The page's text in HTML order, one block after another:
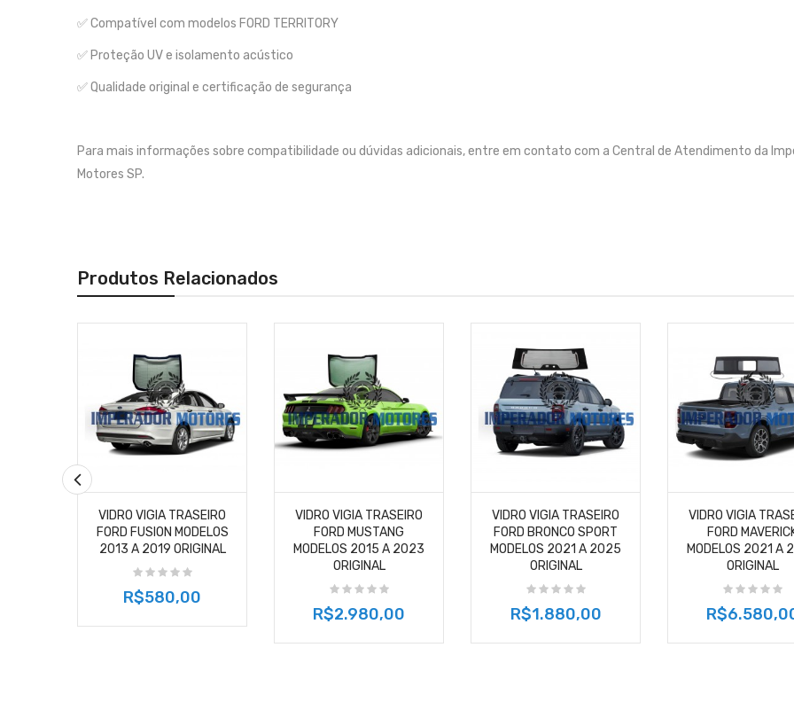
✅ Compatível com modelos FORD TERRITORY
✅ Proteção UV e isolamento acústico
✅ Qualidade original e certificação de segurança
Para mais informações sobre compatibilidade ou dúvidas adicionais, entre em contato com a Central de Atendimento da
Motores SP.
Produtos Relacionados
VIDRO VIGIA TRASEIRO
FORD FUSION MODELOS
2013 A 2019 ORIGINAL
R$580,00
VIDRO VIGIA TRASEIRO
FORD MUSTANG
MODELOS 2015 A 2023
ORIGINAL
R$2.980,00
VIDRO VIGIA TRASEIRO
FORD BRONCO SPORT
MODELOS 2021 A 2025
ORIGINAL
R$1.880,00
VIDRO VIGIA
FORD
MODELOS 2021 A
ORIGINAL